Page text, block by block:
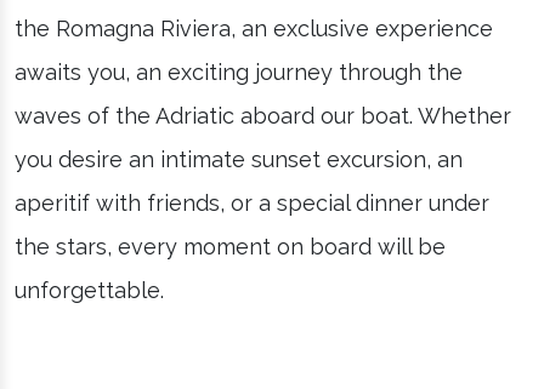
the Romagna Riviera, an exclusive experience
awaits you, an exciting journey through the
waves of the Adriatic aboard our boat. Whether
you desire an intimate sunset excursion, an
aperitif with friends, or a special dinner under
the stars, every moment on board will be
unforgettable.